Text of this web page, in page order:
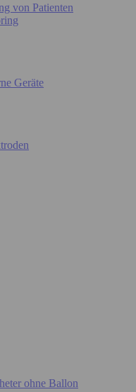
von Patienten
Geräte
ohne Ballon